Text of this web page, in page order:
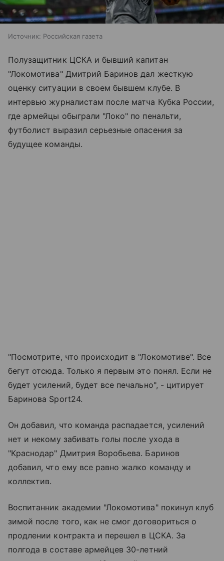
Источник: Российская газета
Полузащитник ЦСКА и бывший капитан
"Локомотива" Дмитрий Баринов дал жесткую
оценку ситуации в своем бывшем клубе. В
интервью журналистам после матча Кубка России,
где армейцы обыграли "Локо" по пенальти,
футболист выразил серьезные опасения за
будущее команды.
"Посмотрите, что происходит в "Локомотиве". Все
бегут отсюда. Только я первым это понял. Если не
будет усилений, будет все печально", - цитирует
Баринова Sport24.
Он добавил, что команда распадается, усилений
нет и некому забивать голы после ухода в
"Краснодар" Дмитрия Воробьева. Баринов
добавил, что ему все равно жалко команду и
коллектив.
Воспитанник академии "Локомотива" покинул клуб
зимой после того, как не смог договориться о
продлении контракта и перешел в ЦСКА. За
полгода в составе армейцев 30-летний